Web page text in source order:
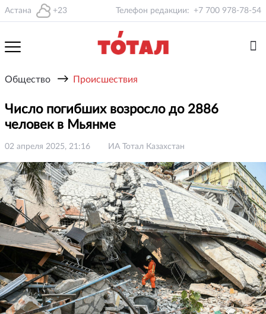
Астана +23 Телефон редакции: +7 700 978-78-54
Общество → Происшествия
Число погибших возросло до 2886
человек в Мьянме
02 апреля 2025, 21:16 ИА Тотал Казахстан